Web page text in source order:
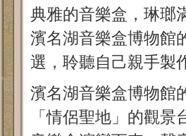
典雅的音樂盒，琳瑯
濱名湖音樂盒博物館
選，聆聽自己親手製
濱名湖音樂盒博物館
「情侶聖地」的觀